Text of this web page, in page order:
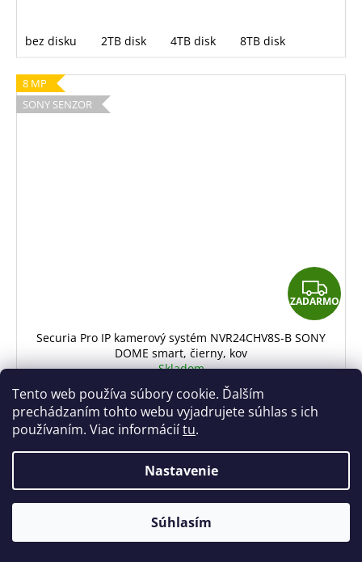
Tento web používa súbory cookie. Ďalším
prechádzaním tohto webu vyjadrujete súhlas s ich
používaním. Viac informáciítu.
Nastavenie
Súhlasím
🌡️ Z dôvodu vysokých teplôt bude naša predajňa od 5. 8. do 7.
bez disku 2TB disk 4TB disk 8TB disk
8 MP
SONY SENZOR
Z
A
A
ZADARMO
Securia Pro IP kamerový systém NVR24CHV8S-B SONY
DOME smart, čierny, kov
Skladom
DETAIL
8 MPx
Uhol záberu
95° 24
áno
Prevedenie: